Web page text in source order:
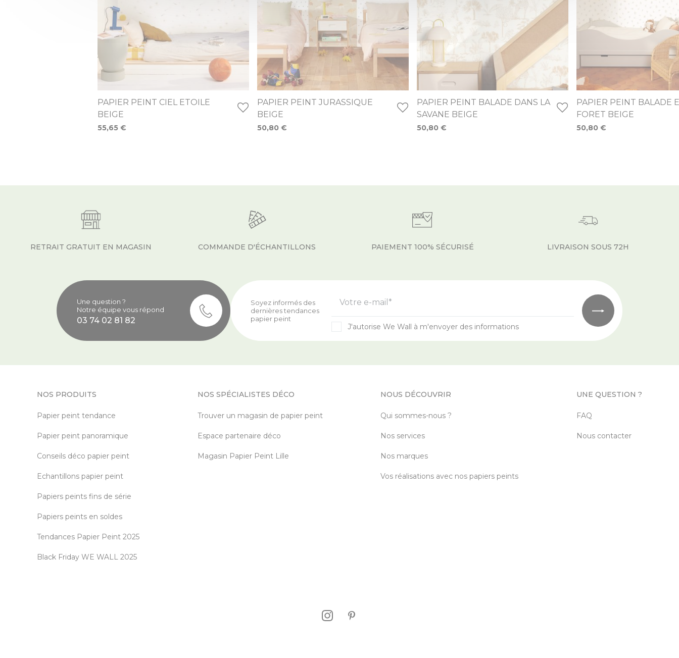
PAPIER PEINT CIEL ETOILE
BEIGE
55,65 €
PAPIER PEINT JURASSIQUE
BEIGE
50,80 €
PAPIER PEINT BALADE DANS LA
SAVANE BEIGE
50,80 €
PAPIER PEINT BALADE
FORET BEIGE
50,80 €
RETRAIT GRATUIT EN MAGASIN COMMANDE D'ÉCHANTILLONS PAIEMENT 100% SÉCURISÉ LIVRAISON SOUS 72H
Une question ?
Notre équipe vous répond
03 74 02 81 82
Soyez informés des
dernières tendances
papier peint
Votre e-mail*
J'autorise We Wall à m'envoyer des informations
NOS PRODUITS
Papier peint tendance
Papier peint panoramique
Conseils déco papier peint
Echantillons papier peint
Papiers peints fins de série
Papiers peints en soldes
Tendances Papier Peint 2025
Black Friday WE WALL 2025
NOS SPÉCIALISTES DÉCO
Trouver un magasin de papier peint
Espace partenaire déco
Magasin Papier Peint Lille
NOUS DÉCOUVRIR
Qui sommes-nous ?
Nos services
Nos marques
Vos réalisations avec nos papiers peints
UNE QUESTION ?
FAQ
Nous contacter